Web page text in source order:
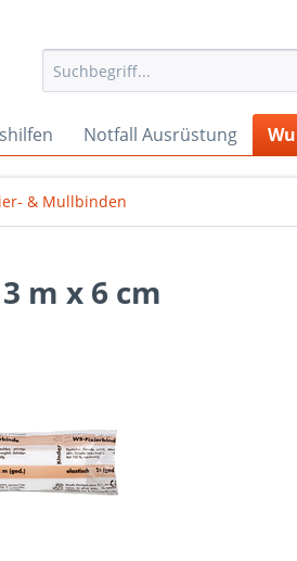
Notfall Ausrüstung
& Mullbinden
m x 6 cm